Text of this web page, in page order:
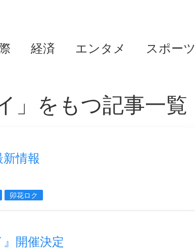
経済 エンタメ スポーツ
」をもつ記事一覧
情報
卯花ロク
開催決定